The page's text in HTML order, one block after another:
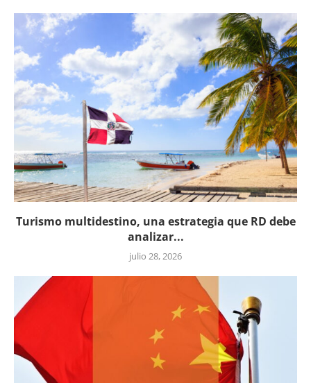
Turismo multidestino, una estrategia que RD debe
analizar...
julio 28, 2026